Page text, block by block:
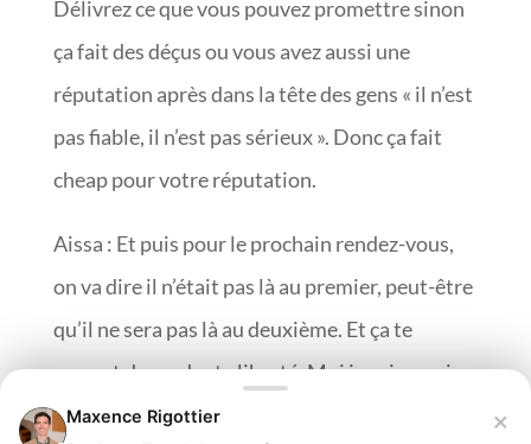
Délivrez ce que vous pouvez promettre sinon
ça fait des déçus ou vous avez aussi une
réputation après dans la tête des gens « il n’est
pas fiable, il n’est pas sérieux ». Donc ça fait
cheap pour votre réputation.
Aissa : Et puis pour le prochain rendez-vous,
on va dire il n’était pas là au premier, peut-être
qu’il ne sera pas là au deuxième. Et ça te
permet de garder ta liberté. Moi je sais que je
suis libre, si je veux diffuser une vidéo ce soir,
Maxence Rigottier ×